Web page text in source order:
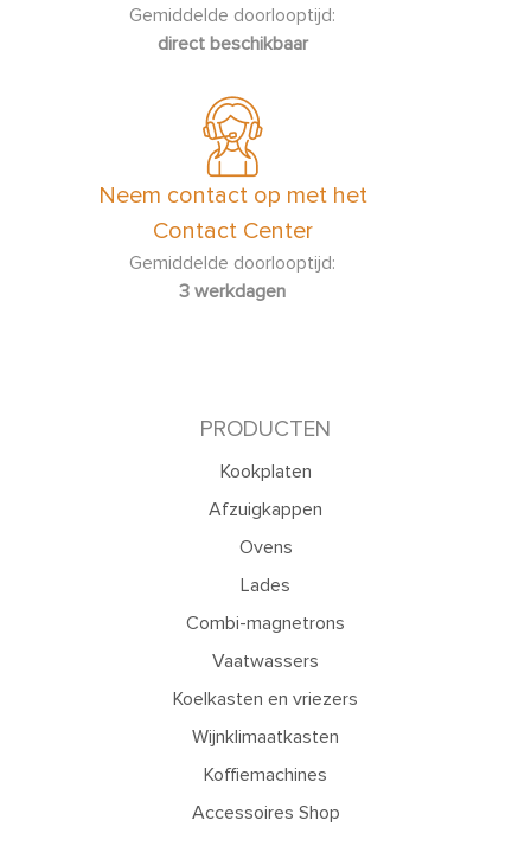
Gemiddelde doorlooptijd:
direct beschikbaar
Neem contact op met het
Contact Center
Gemiddelde doorlooptijd:
3 werkdagen
PRODUCTEN
Kookplaten
Afzuigkappen
Ovens
Lades
Combi-magnetrons
Vaatwassers
Koelkasten en vriezers
Wijnklimaatkasten
Koffiemachines
Accessoires Shop